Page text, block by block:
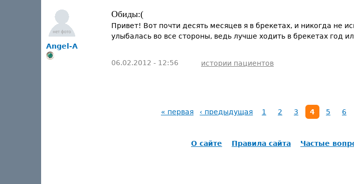
Angel-A
Обиды:(
Привет! Вот почти десять месяцев я в брекетах, и никогда не
улыбалась во все стороны, ведь лучше ходить в брекетах год
06.02.2012 - 12:56 истории пациентов
« первая ‹ предыдущая 1 2 3 4 5 6
О сайте Правила сайта Частые